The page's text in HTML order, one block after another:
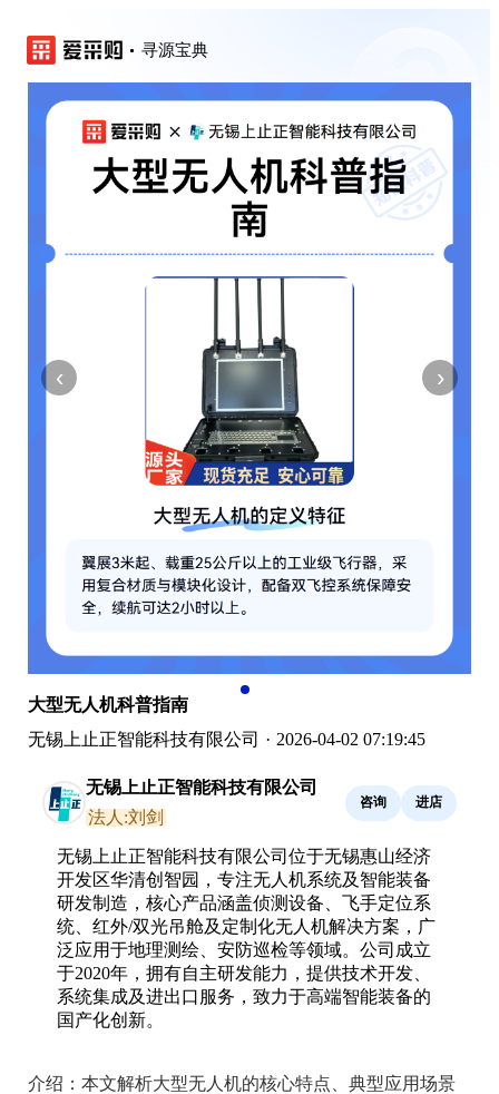
寻源宝典
‹ ›
大型无人机科普指南
无锡上止正智能科技有限公司 · 2026-04-02 07:19:45
无锡上止正智能科技有限公司
法人:刘剑
咨询 进店
无锡上止正智能科技有限公司位于无锡惠山经济
开发区华清创智园，专注无人机系统及智能装备
研发制造，核心产品涵盖侦测设备、飞手定位系
统、红外/双光吊舱及定制化无人机解决方案，广
泛应用于地理测绘、安防巡检等领域。公司成立
于2020年，拥有自主研发能力，提供技术开发、
系统集成及进出口服务，致力于高端智能装备的
国产化创新。
介绍： 本文解析大型无人机的核心特点、典型应用场景